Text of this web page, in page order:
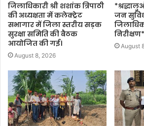
जिलाधिकारी श्री शशांक त्रिपाठी
की अध्यक्षता में कलेक्ट्रेट
सभागार में जिला स्तरीय सड़क
सुरक्षा समिति की बैठक
आयोजित की गई।
August 8, 2026
जन
निरीक्षण*
August